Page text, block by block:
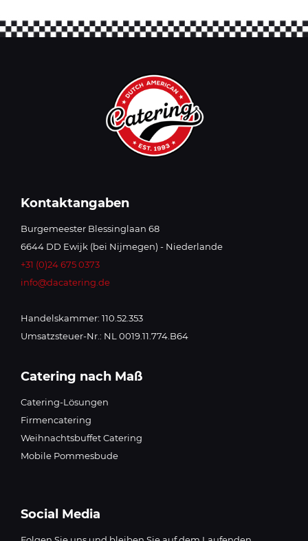
Kontaktangaben
Burgemeester Blessinglaan 68
6644 DD Ewijk (bei Nijmegen) - Niederlande
+31 (0)24 675 0373
info@dacatering.de
Handelskammer: 110.52.353
Umsatzsteuer-Nr.: NL 0019.11.774.B64
Catering nach Maß
Catering-Lösungen
Firmencatering
Weihnachtsbuffet Catering
Mobile Pommesbude
Social Media